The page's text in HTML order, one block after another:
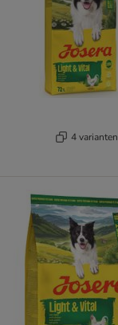
4 varianten